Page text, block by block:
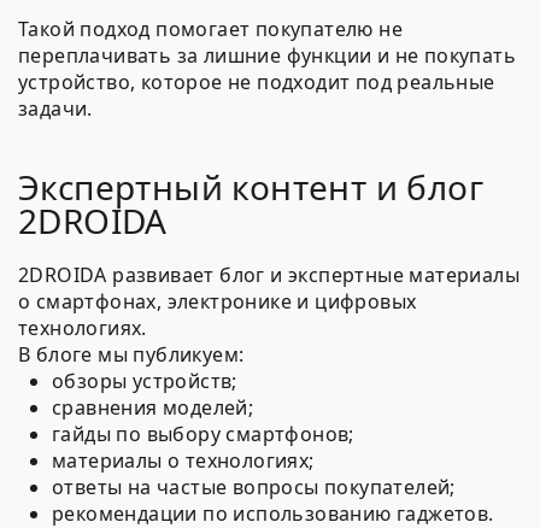
Такой подход помогает покупателю не
переплачивать за лишние функции и не покупать
устройство, которое не подходит под реальные
задачи.
Экспертный контент и блог
2DROIDA
2DROIDA развивает блог и экспертные материалы
о смартфонах, электронике и цифровых
технологиях.
В блоге мы публикуем:
обзоры устройств;
сравнения моделей;
гайды по выбору смартфонов;
материалы о технологиях;
ответы на частые вопросы покупателей;
рекомендации по использованию гаджетов.